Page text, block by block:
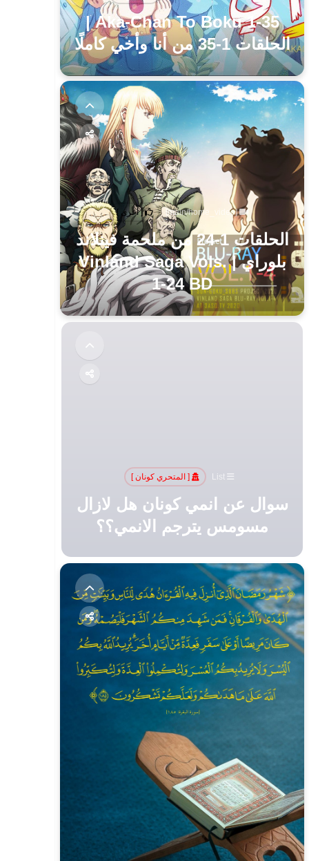
Aka-Chan To Boku 1-35 |
الحلقات 1-35 من أنا وأخي كاملًا
[main/home_video] [ أخرى ]
الحلقات 1-24 من ملحمة فينلاند
بلوراي | Vinland Saga Vols.
1-24 BD
[ المتحري كونان ]
سوال عن انمي كونان هل لازال
مسومس يترجم الانمي؟؟